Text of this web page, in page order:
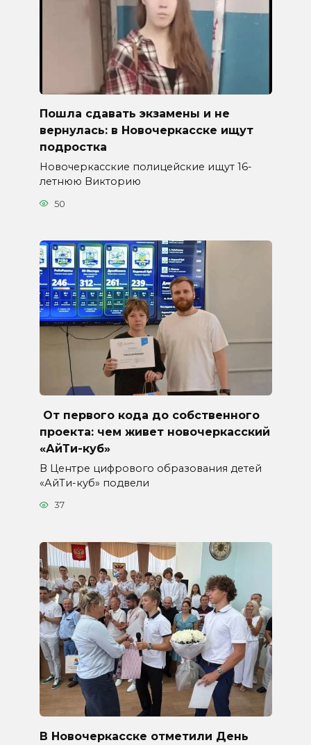
Пошла сдавать экзамены и не
вернулась: в Новочеркасске ищут
подростка
Новочеркасские полицейские ищут 16-
летнюю Викторию
50
От первого кода до собственного
проекта: чем живет новочеркасский
«АйТи-куб»
В Центре цифрового образования детей
«АйТи-куб» подвели
37
В Новочеркасске отметили День